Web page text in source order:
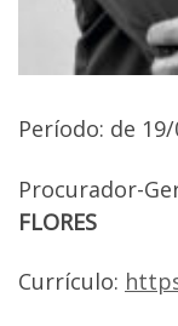
Período: de
Procurador-
FLORES
Currículo: